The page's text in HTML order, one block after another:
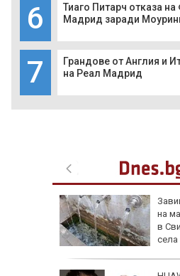
6
Тиаго Питарч отказа
Мадрид заради
7
Грандове от Англия и
на Реал Мадрид
на
в
села